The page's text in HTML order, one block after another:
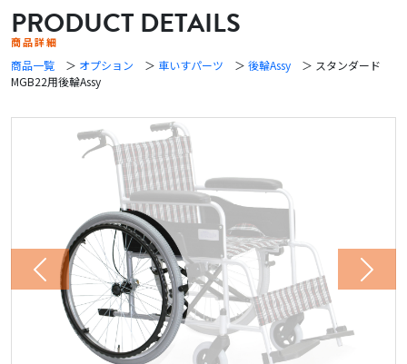
PRODUCT DETAILS
商品詳細
商品一覧 ＞ オプション ＞ 車いすパーツ ＞ 後輪Assy ＞ スタンダード
MGB22用後輪Assy
Previous Next